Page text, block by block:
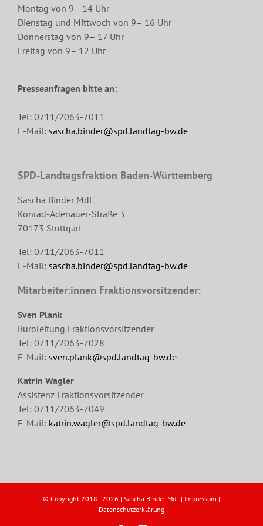
Montag von 9– 14 Uhr
Dienstag und Mittwoch von 9– 16 Uhr
Donnerstag von 9– 17 Uhr
Freitag von 9– 12 Uhr
Presseanfragen bitte an:
Tel: 0711/2063-7011
E-Mail: sascha.binder@spd.landtag-bw.de
SPD-Landtagsfraktion Baden-Württemberg
Sascha Binder MdL
Konrad-Adenauer-Straße 3
70173 Stuttgart
Tel: 0711/2063-7011
E-Mail: sascha.binder@spd.landtag-bw.de
Mitarbeiter:innen Fraktionsvorsitzender:
Sven Plank
Büroleitung Fraktionsvorsitzender
Tel: 0711/2063-7028
E-Mail: sven.plank@spd.landtag-bw.de
Katrin Wagler
Assistenz Fraktionsvorsitzender
Tel: 0711/2063-7049
E-Mail: katrin.wagler@spd.landtag-bw.de
© Copyright 2018 -2026 | Sascha Binder MdL | Impressum |
Datenschutzerklärung